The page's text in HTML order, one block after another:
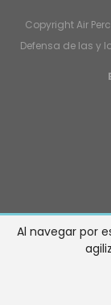
Al navegar por
Copyright Air
Defensa de las y